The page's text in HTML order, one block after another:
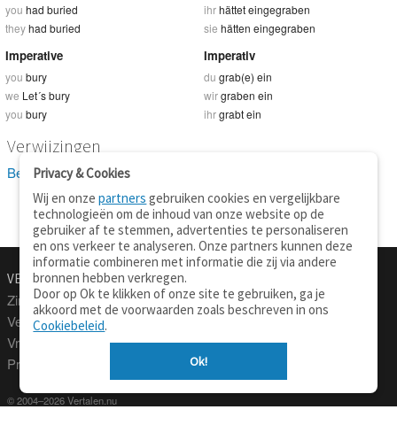
you had buried
theyhad buried
ihrhättet eingegraben
sie hätten eingegraben
Imperative
you bury
we Let´s bury
you bury
Imperativ
du grab(e) ein
wirgraben ein
ihrgrabt ein
Verwijzingen
Bekijk 8 definitie(s) van bury
VERTALEN.NU
Zinnen vertalen
Verklarend woordenboek
Vraagbaak
Professionele vertaling
© 2004–2026 Vertalen.nu
Over deze site
Privacy
Privacy & Cookies
Wij en onzepartners gebruiken cookies en vergelijkbare
technologieën om de inhoud van onze website op de
gebruiker af te stemmen, advertenties te personaliseren
en ons verkeer te analyseren. Onze partners kunnen deze
informatie combineren met informatie die zij via andere
bronnen hebben verkregen.
Door op Ok te klikken of onze site te gebruiken, ga je
akkoord met de voorwaarden zoals beschreven in ons
Cookiebeleid.
Ok!